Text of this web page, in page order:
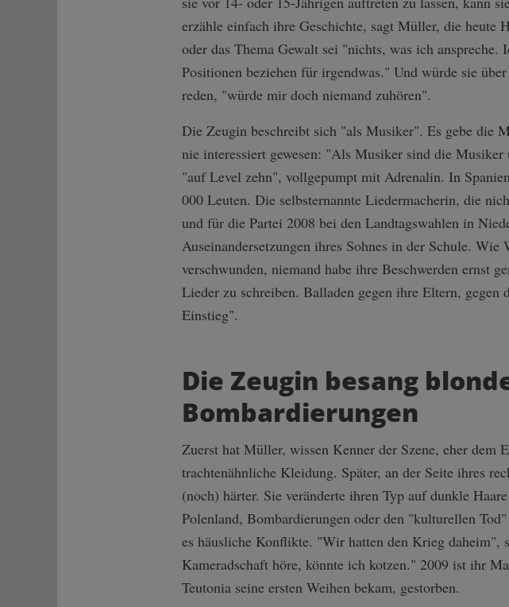
erzähle einfach ihre Geschichte, sagt Müller, die heute
oder das Thema Gewalt sei "nichts, was ich
Positionen beziehen für irgendwas." Und würde sie
reden, "würde mir doch niemand zuhören".
Die Zeugin beschreibt sich "als Musiker". Es gebe die
nie interessiert gewesen: "Als Musiker sind die
"auf Level zehn", vollgepumpt mit Adrenalin. In
000 Leuten. Die selbsternannte Liedermacherin, die
und für die Partei 2008 bei den Landtagswahlen in
Auseinandersetzungen ihres Sohnes in der Schule.
verschwunden, niemand habe ihre Beschwerden ernst
Lieder zu schreiben. Balladen gegen ihre Eltern,
Einstieg".
Die Zeugin besang
Bombardierungen
Zuerst hat Müller, wissen Kenner der Szene, eher
trachtenähnliche Kleidung. Später, an der Seite ihres
(noch) härter. Sie veränderte ihren Typ auf dunkle
Polenland, Bombardierungen oder den "kulturellen
es häusliche Konflikte. "Wir hatten den Krieg daheim",
Kameradschaft höre, könnte ich kotzen." 2009 ist ihr
Teutonia seine ersten Weihen bekam, gestorben.